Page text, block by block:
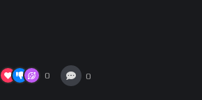
0 0